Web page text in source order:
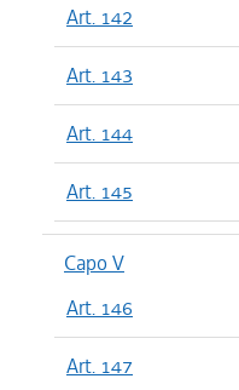
Art. 142
Art. 143
Art. 144
Art. 145
Capo V
Art. 146
Art. 147